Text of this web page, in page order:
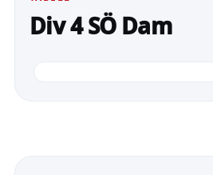
Div 4 SÖ Dam